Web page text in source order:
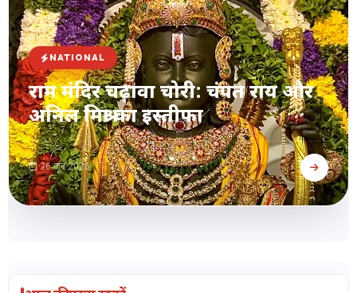
NATIONAL
राम मंदिर चढ़ावा चोरी: चंपत राय और
अनिल मिश्रा का इस्तीफा
26 जून 2026